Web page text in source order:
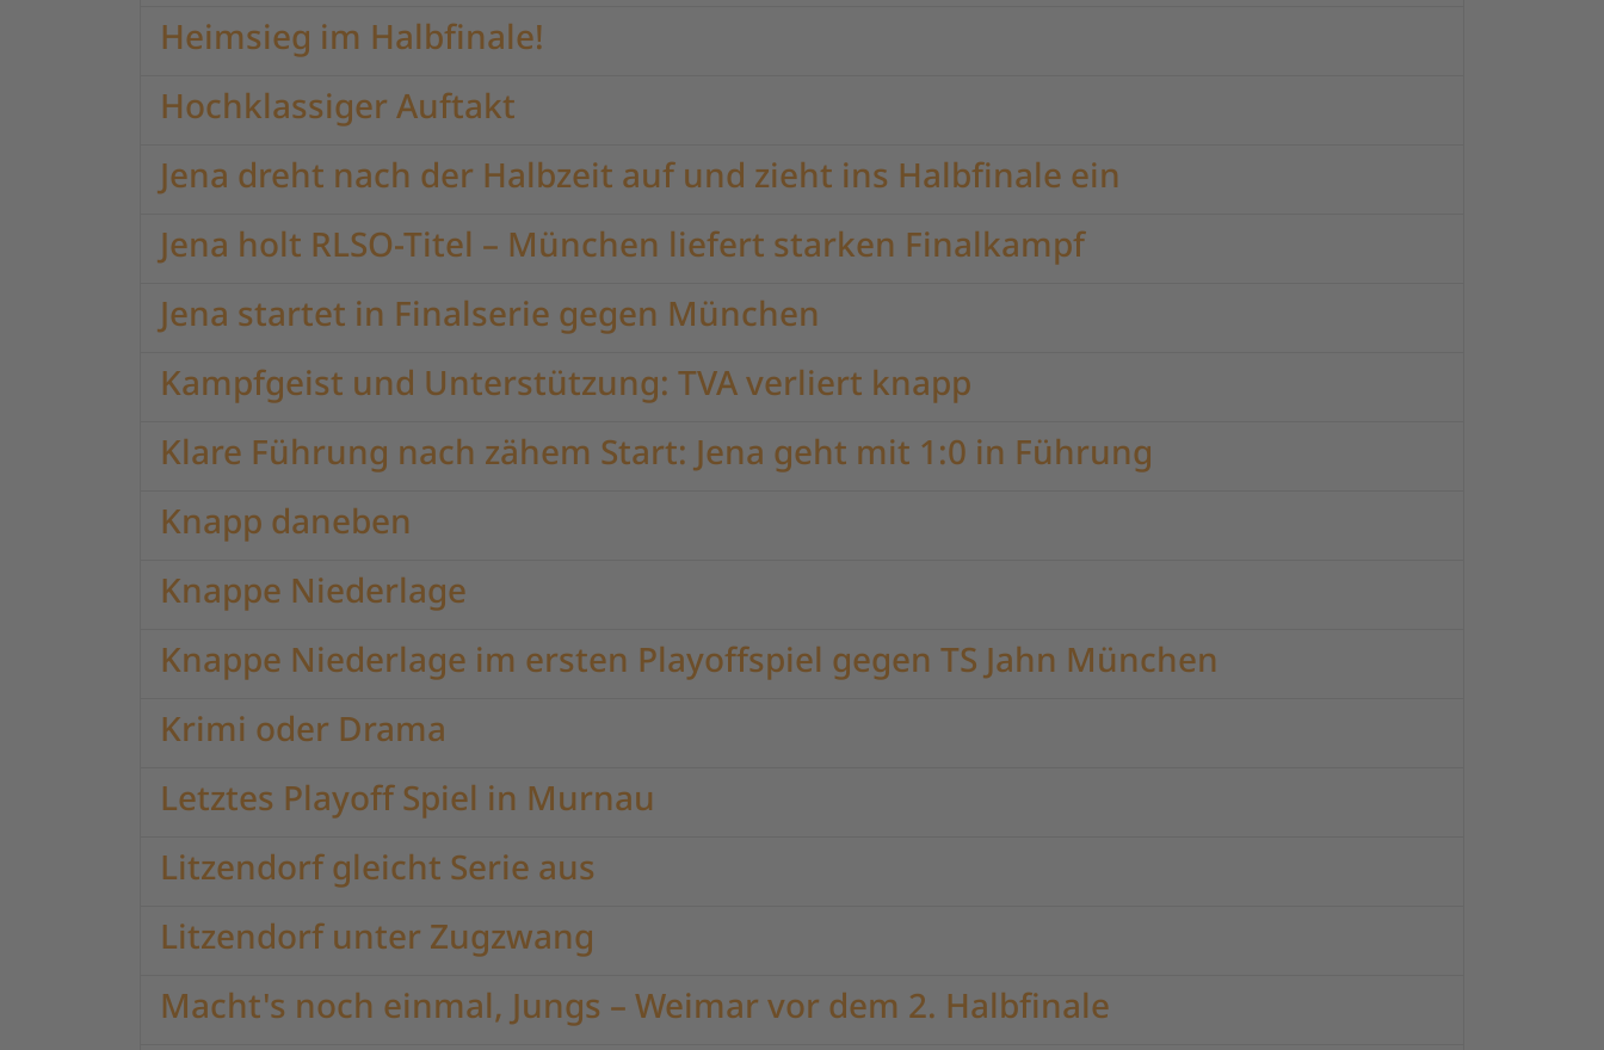
Heimsieg im Halbfinale!
Hochklassiger Auftakt
Jena dreht nach der Halbzeit auf und zieht ins Halbfinale ein
Jena holt RLSO-Titel – München liefert starken Finalkampf
Jena startet in Finalserie gegen München
Kampfgeist und Unterstützung: TVA verliert knapp
Klare Führung nach zähem Start: Jena geht mit 1:0 in Führung
Knapp daneben
Knappe Niederlage
Knappe Niederlage im ersten Playoffspiel gegen TS Jahn München
Krimi oder Drama
Letztes Playoff Spiel in Murnau
Litzendorf gleicht Serie aus
Litzendorf unter Zugzwang
Macht's noch einmal, Jungs – Weimar vor dem 2. Halbfinale